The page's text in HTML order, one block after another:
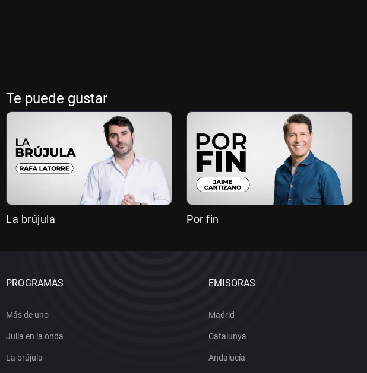
Te puede gustar
La brújula Por fin
PROGRAMAS
Más de uno
Julia en la onda
La brújula
EMISORAS
Madrid
Catalunya
Andalucía